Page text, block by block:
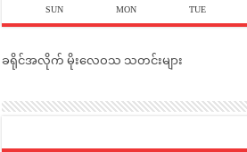
SUN MON TUE
ခရိုင်အလိုက် မိုးလေဝသ သတင်းများ